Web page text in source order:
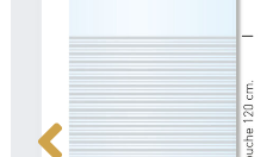
Décor Digital 103